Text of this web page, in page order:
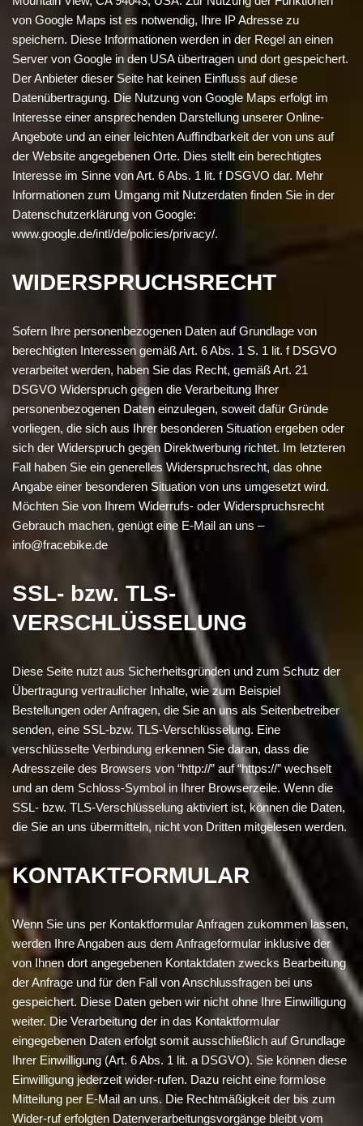
von Google Maps ist es notwendig, Ihre IP Adresse zu
speichern. Diese Informationen werden in der Regel an einen
Server von Google in den USA übertragen und dort gespeichert.
Der Anbieter dieser Seite hat keinen Einfluss auf diese
Datenübertragung. Die Nutzung von Google Maps erfolgt im
Interesse einer ansprechenden Darstellung unserer Online-
Angebote und an einer leichten Auffindbarkeit der von uns auf
der Website angegebenen Orte. Dies stellt ein berechtigtes
Interesse im Sinne von Art. 6 Abs. 1 lit. f DSGVO dar. Mehr
Informationen zum Umgang mit Nutzerdaten finden Sie in der
Datenschutzerklärung von Google:
www.google.de/intl/de/policies/privacy/.
WIDERSPRUCHSRECHT
Sofern Ihre personenbezogenen Daten auf Grundlage von
berechtigten Interessen gemäß Art. 6 Abs. 1 S. 1 lit. f DSGVO
verarbeitet werden, haben Sie das Recht, gemäß Art. 21
DSGVO Widerspruch gegen die Verarbeitung Ihrer
personenbezogenen Daten einzulegen, soweit dafür Gründe
vorliegen, die sich aus Ihrer besonderen Situation ergeben oder
sich der Widerspruch gegen Direktwerbung richtet. Im letzteren
Fall haben Sie ein generelles Widerspruchsrecht, das ohne
Angabe einer besonderen Situation von uns umgesetzt wird.
Möchten Sie von Ihrem Widerrufs- oder Widerspruchsrecht
Gebrauch machen, genügt eine E-Mail an uns –
info@fracebike.de
SSL- bzw. TLS-
VERSCHLÜSSELUNG
Diese Seite nutzt aus Sicherheitsgründen und zum Schutz der
Übertragung vertraulicher Inhalte, wie zum Beispiel
Bestellungen oder Anfragen, die Sie an uns als Seitenbetreiber
senden, eine SSL-bzw. TLS-Verschlüsselung. Eine
verschlüsselte Verbindung erkennen Sie daran, dass die
Adresszeile des Browsers von “http://” auf “https://” wechselt
und an dem Schloss-Symbol in Ihrer Browserzeile. Wenn die
SSL- bzw. TLS-Verschlüsselung aktiviert ist, können die Daten,
die Sie an uns übermitteln, nicht von Dritten mitgelesen werden.
KONTAKTFORMULAR
Wenn Sie uns per Kontaktformular Anfragen zukommen lassen,
werden Ihre Angaben aus dem Anfrageformular inklusive der
von Ihnen dort angegebenen Kontaktdaten zwecks Bearbeitung
der Anfrage und für den Fall von Anschlussfragen bei uns
gespeichert. Diese Daten geben wir nicht ohne Ihre Einwilligung
weiter. Die Verarbeitung der in das Kontaktformular
eingegebenen Daten erfolgt somit ausschließlich auf Grundlage
Ihrer Einwilligung (Art. 6 Abs. 1 lit. a DSGVO). Sie können diese
Einwilligung jederzeit wider-rufen. Dazu reicht eine formlose
Mitteilung per E-Mail an uns. Die Rechtmäßigkeit der bis zum
Wider-ruf erfolgten Datenverarbeitungsvorgänge bleibt vom